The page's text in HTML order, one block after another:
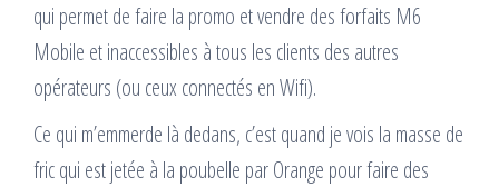
qui permet de faire la promo et vendre des forfaits M6
Mobile et inaccessibles à tous les clients des autres
opérateurs (ou ceux connectés en Wifi).
Ce qui m’emmerde là dedans, c’est quand je vois la masse de
fric qui est jetée à la poubelle par Orange pour faire des